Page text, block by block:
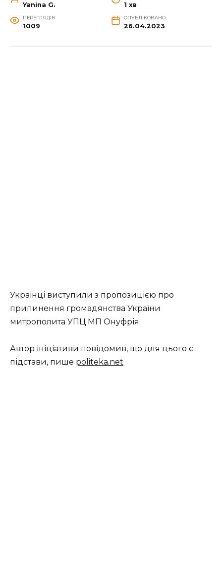
Yanina G. 1 хв
ПЕРЕГЛЯДІВ
1009
ОПУБЛІКОВАНО
26.04.2023
Українці виступили з пропозицією про
припинення громадянства України
митрополита УПЦ МП Онуфрія.
Автор ініціативи повідомив, що для цього є
підстави, пише politeka.net